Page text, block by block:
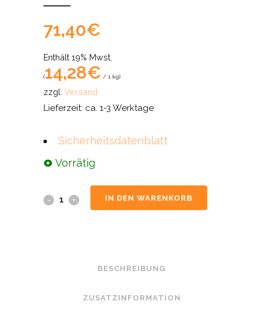
71,40€
Enthält 19% Mwst.
(14,28€ / 1 kg)
zzgl. Versand
Lieferzeit: ca. 1-3 Werktage
Sicherheitsdatenblatt
Vorrätig
IN DEN WARENKORB
BESCHREIBUNG
ZUSATZINFORMATION